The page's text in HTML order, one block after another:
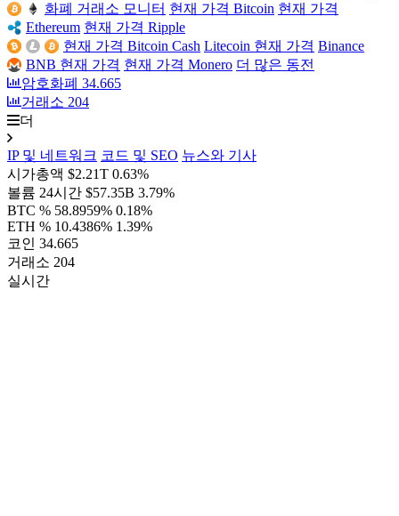
화폐 거래소 모니터 현재 가격 Bitcoin 현재 가격
Ethereum 현재 가격 Ripple
현재 가격 Bitcoin Cash Litecoin 현재 가격 Binance
BNB 현재 가격 현재 가격 Monero 더 많은 동전
암호화폐 34.665
거래소 204
더
IP 및 네트워크 코드 및 SEO 뉴스와 기사
시가총액 $2.21T 0.63%
볼륨 24시간 $57.35B 3.79%
BTC % 58.8959% 0.18%
ETH % 10.4386% 1.39%
코인 34.665
거래소 204
실시간